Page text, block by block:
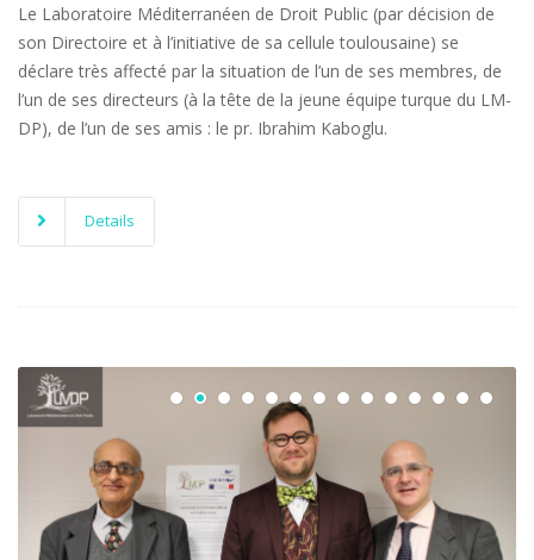
Le Laboratoire Méditerranéen de Droit Public (par décision de
son Directoire et à l’initiative de sa cellule toulousaine) se
déclare très affecté par la situation de l’un de ses membres, de
l’un de ses directeurs (à la tête de la jeune équipe turque du LM-
DP), de l’un de ses amis : le pr. Ibrahim Kaboglu.
Details